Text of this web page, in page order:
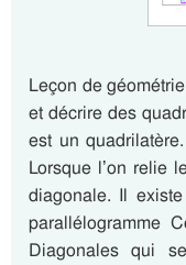
Leçon de
et décrire des
est un
Lorsque l’on relie
diagonale. Il
parallélogramme
Diagonales qui